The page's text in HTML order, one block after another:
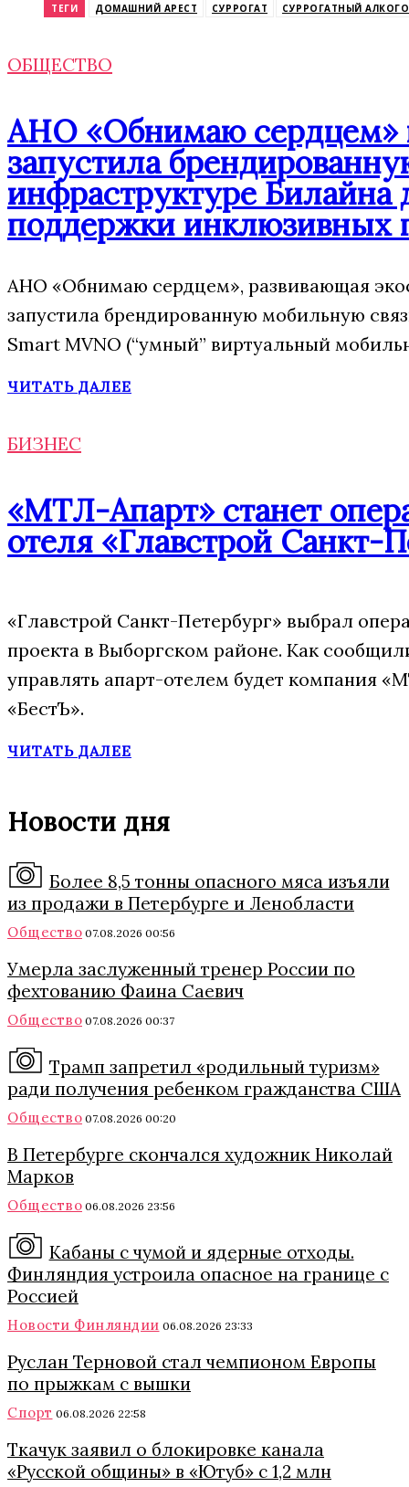
ТЕГИ ДОМАШНИЙ АРЕСТ СУРРОГАТ СУРРОГАТНЫЙ
ОБЩЕСТВО
АНО «Обнимаю сердцем»
запустила
инфраструктуре Билайна
поддержки инклюзивных
АНО «Обнимаю сердцем», развивающая
запустила брендированную мобильную
Smart MVNO (“умный” виртуальный
ЧИТАТЬ ДАЛЕЕ
БИЗНЕС
«МТЛ-Апарт» станет
отеля «Главстрой Санкт-
«Главстрой Санкт-Петербург» выбрал
проекта в Выборгском районе. Как
управлять апарт-отелем будет компания
«БестЪ».
ЧИТАТЬ ДАЛЕЕ
Новости дня
Более 8,5 тонны опасного мяса изъяли
из продажи в Петербурге и Ленобласти
Общество 07.08.2026 00:56
Умерла заслуженный тренер России по
фехтованию Фаина Саевич
Общество 07.08.2026 00:37
Трамп запретил «родильный туризм»
ради получения ребенком гражданства США
Общество 07.08.2026 00:20
В Петербурге скончался художник Николай
Марков
Общество 06.08.2026 23:56
Кабаны с чумой и ядерные отходы.
Финляндия устроила опасное на границе с
Россией
Новости Финляндии 06.08.2026 23:33
Руслан Терновой стал чемпионом Европы
по прыжкам с вышки
Спорт 06.08.2026 22:58
Ткачук заявил о блокировке канала
«Русской общины» в «Ютуб» с 1,2 млн